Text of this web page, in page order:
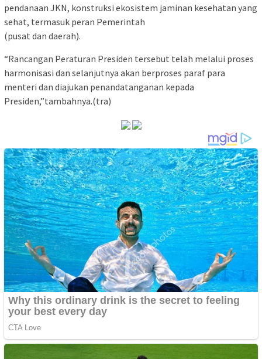
pendanaan JKN, konstruksi ekosistem jaminan kesehatan yang
sehat, termasuk peran Pemerintah
(pusat dan daerah).
“Rancangan Peraturan Presiden tersebut telah melalui proses
harmonisasi dan selanjutnya akan berproses paraf para
menteri dan diajukan penandatanganan kepada
Presiden,”tambahnya.(tra)